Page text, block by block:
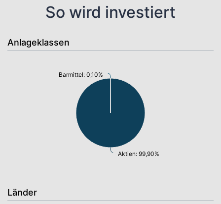
So wird investiert
Anlageklassen
Aktien: 99,90%
Barmittel: 0,10%
Länder